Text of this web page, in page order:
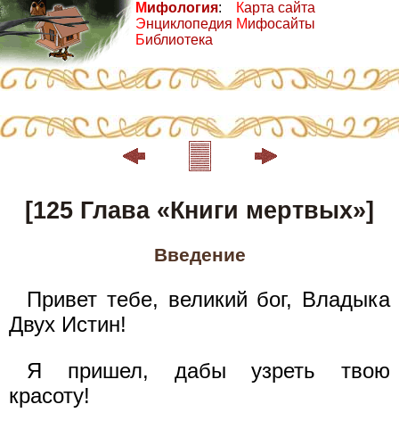
Мифология:
Энциклопедия
Библиотека
Карта сайта
Мифосайты
[125 Глава «Книги мертвых»]
Введение
Привет тебе, великий бог, Владыка
Двух Истин!
Я пришел, дабы узреть твою
красоту!